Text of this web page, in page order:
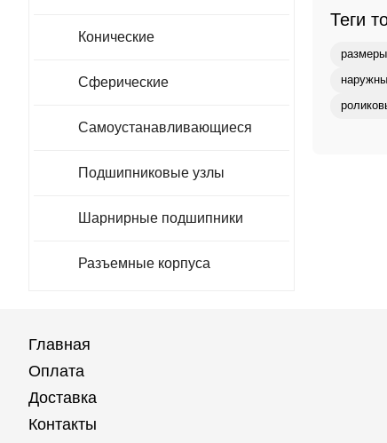
Теги
Конические
Сферические
Самоустанавливающиеся
Подшипниковые узлы
Шарнирные подшипники
Разъемные корпуса
Главная
Оплата
Доставка
Контакты